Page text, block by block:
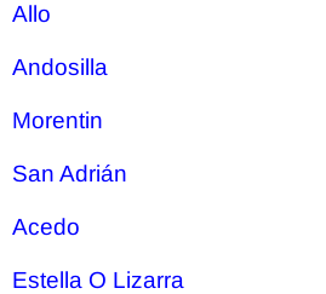
Allo
Andosilla
Morentin
San Adrián
Acedo
Estella O Lizarra